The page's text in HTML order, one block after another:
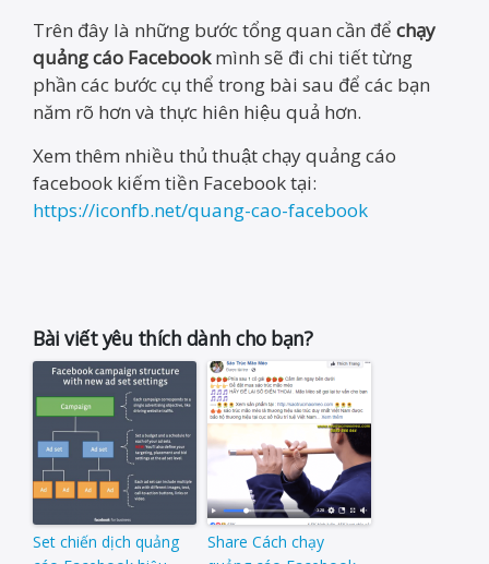
Trên đây là những bước tổng quan cần để chạy
quảng cáo Facebookmình sẽ đi chi tiết từng
phần các bước cụ thể trong bài sau để các bạn
năm rõ hơn và thực hiên hiệu quả hơn.
Xem thêm nhiều thủ thuật chạy quảng cáo
facebook kiếm tiền Facebook tại:
https://iconfb.net/quang-cao-facebook
Bài viết yêu thích dành cho bạn?
Set chiến dịch quảng
Share Cách chạy